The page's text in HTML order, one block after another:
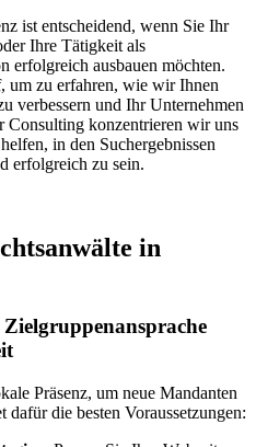
ist entscheidend, wenn Sie Ihr
Ihre Tätigkeit als
erfolgreich ausbauen möchten.
um zu erfahren, wie wir Ihnen
verbessern und Ihr Unternehmen
Consulting konzentrieren wir uns
in den Suchergebnissen
erfolgreich zu sein.
in
Präsenz, um neue Mandanten
die besten Voraussetzungen: